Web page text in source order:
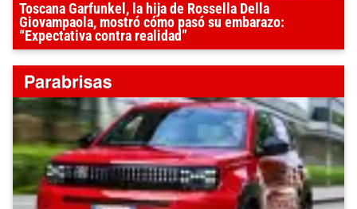
Toscana Garfunkel, la hija de Rossella Della
Giovampaola, mostró cómo pasó su embarazo:
“Expectativa contra realidad”